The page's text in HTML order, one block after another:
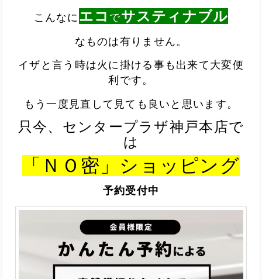
こんなに エコ でサスティナブル
なものは有りません。
イザと言う時は火に掛ける事も出来て大変便
利です。
もう一度見直して見ても良いと思います。
只今、センタープラザ神戸本店で
は
「ＮＯ密」ショッピング
予約受付中